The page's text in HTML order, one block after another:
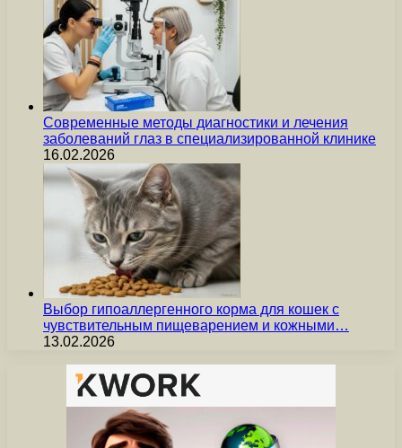
Современные методы диагностики и лечения
заболеваний глаз в специализированной клинике
16.02.2026
Выбор гипоаллергенного корма для кошек с
чувствительным пищеварением и кожными…
13.02.2026